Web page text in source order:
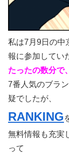
私は7月9日の中
報に参加してい
たったの数分で
7番人気のブラ
疑でしたが、
RANKING
無料情報も充実
って